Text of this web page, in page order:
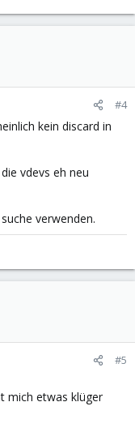
#4
kein discard in
vdevs eh neu
verwenden.
#5
mich etwas klüger